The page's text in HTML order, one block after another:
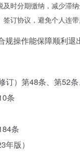
时分期缴纳，减少滞
订协议，避免个人连
操作能保障顺利
订）第48条、第52
条
条
版）